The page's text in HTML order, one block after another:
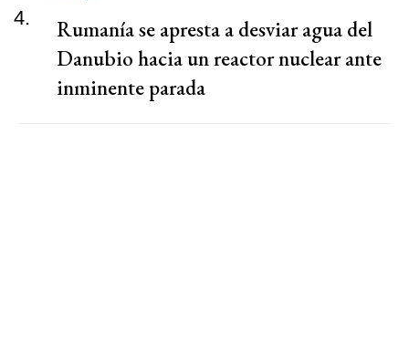
4.
Rumanía se apresta a desviar agua del
Danubio hacia un reactor nuclear ante
inminente parada